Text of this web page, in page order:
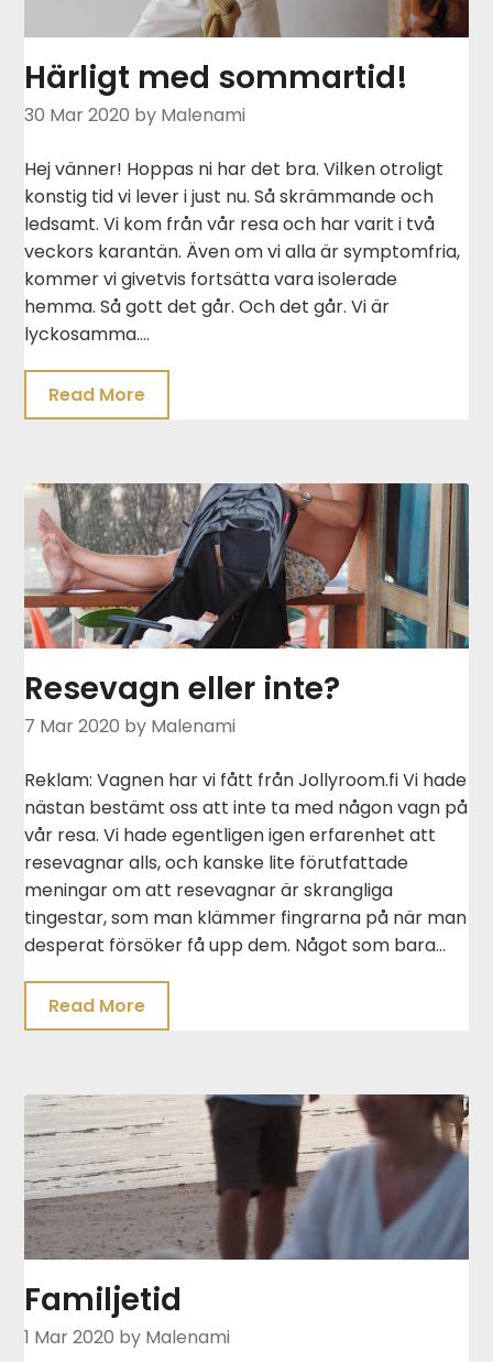
Härligt med sommartid!
30 Mar 2020 by Malenami
Hej vänner! Hoppas ni har det bra. Vilken otroligt
konstig tid vi lever i just nu. Så skrämmande och
ledsamt. Vi kom från vår resa och har varit i två
veckors karantän. Även om vi alla är symptomfria,
kommer vi givetvis fortsätta vara isolerade
hemma. Så gott det går. Och det går. Vi är
lyckosamma….
Read More
Resevagn eller inte?
7 Mar 2020 by Malenami
Reklam: Vagnen har vi fått från Jollyroom.fi Vi hade
nästan bestämt oss att inte ta med någon vagn på
vår resa. Vi hade egentligen igen erfarenhet att
resevagnar alls, och kanske lite förutfattade
meningar om att resevagnar är skrangliga
tingestar, som man klämmer fingrarna på när man
desperat försöker få upp dem. Något som bara…
Read More
Familjetid
1 Mar 2020 by Malenami